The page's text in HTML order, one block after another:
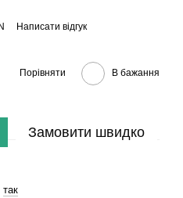
Написати відгук
Порівняти В бажання
Замовити швидко
так